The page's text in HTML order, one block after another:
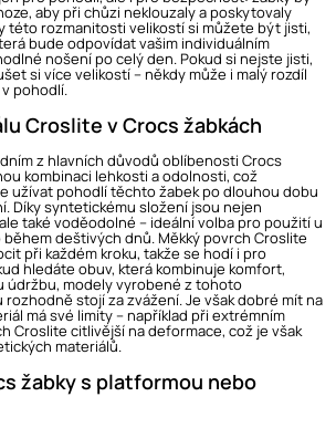
aby při chůzi neklouzaly a poskytovaly
této rozmanitosti velikostí si můžete být jisti,
bude odpovídat vašim individuálním
nošení po celý den. Pokud si nejste jisti,
si více velikostí – někdy může i malý rozdíl
pohodlí.
Croslite v Crocs žabkách
z hlavních důvodů oblíbenosti Crocs
kombinaci lehkosti a odolnosti, což
užívat pohodlí těchto žabek po dlouhou dobu
Díky syntetickému složení jsou nejen
také voděodolné – ideální volba pro použití u
deštivých dnů. Měkký povrch Croslite
při každém kroku, takže se hodí i pro
hledáte obuv, která kombinuje komfort,
údržbu, modely vyrobené z tohoto
stojí za zvážení. Je však dobré mít na
má své limity – například při extrémním
Croslite citlivější na deformace, což je však
materiálů.
žabky s platformou nebo